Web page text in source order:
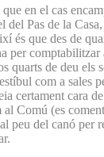
en el cas
del Pas de la
és que des de
per comptabilitzar
quarts de deu els
com a sales
certament cara
Comú (es
peu del canó per